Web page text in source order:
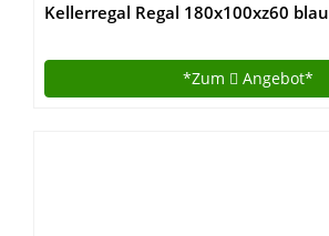
Kellerregal Regal 180x100xz60 blau
*Zum Angebot*